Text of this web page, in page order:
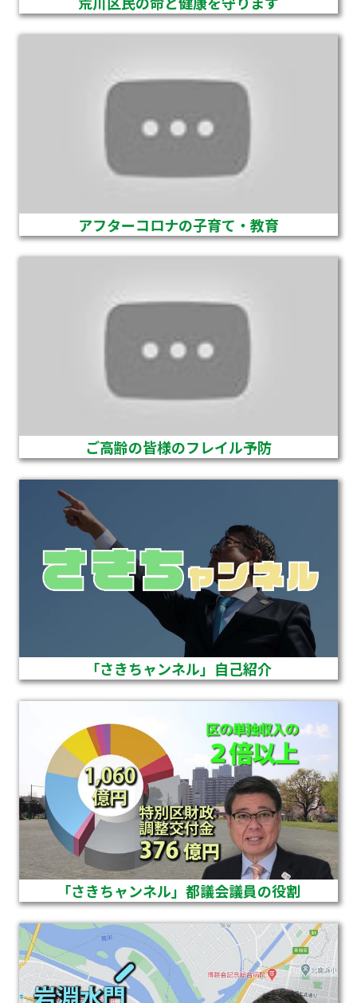
アフターコロナの子育て・教育
ご高齢の皆様のフレイル予防
「さきちャンネル」自己紹介
「さきちャンネル」都議会議員の役割